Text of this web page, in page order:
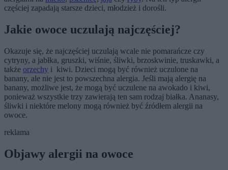
częściej zapadają starsze dzieci, młodzież i dorośli.
Jakie owoce uczulają najczęściej?
Okazuje się, że najczęściej uczulają wcale nie pomarańcze czy
cytryny, a jabłka, gruszki, wiśnie, śliwki, brzoskwinie, truskawki, a
także orzechy i kiwi. Dzieci mogą być również uczulone na
banany, ale nie jest to powszechna alergia. Jeśli mają alergię na
banany, możliwe jest, że mogą być uczulene na awokado i kiwi,
ponieważ wszystkie trzy zawierają ten sam rodzaj białka. Ananasy,
śliwki i niektóre melony mogą również być źródłem alergii na
owoce.
reklama
Objawy alergii na owoce